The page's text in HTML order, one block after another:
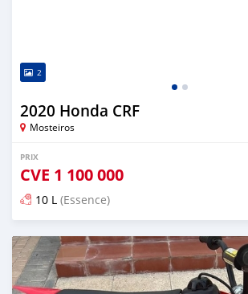
2
2020 Honda CRF
Mosteiros
PRIX
CVE 1 100 000
10 L (Essence)
Publié il y a environ 2 ans